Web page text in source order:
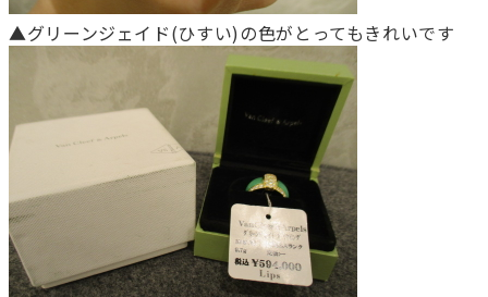
▲グリーンジェイド(ひすい)の色がとってもきれいです